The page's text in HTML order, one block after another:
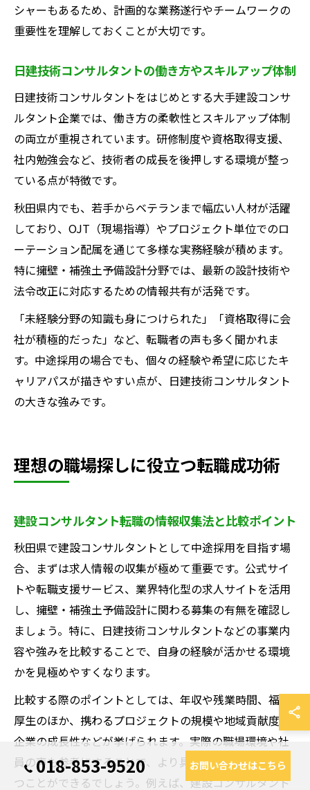
シャーもあるため、計画的な業務遂行やチームワークの
重要性を理解しておくことが大切です。
日建技術コンサルタントの働き方やスキルアップ体制
日建技術コンサルタントをはじめとする大手建設コンサ
ルタント企業では、働き方の柔軟性とスキルアップ体制
の両立が重視されています。研修制度や資格取得支援、
社内勉強会など、技術者の成長を後押しする環境が整っ
ている点が特徴です。
秋田県内でも、若手からベテランまで幅広い人材が活躍
しており、OJT（現場指導）やプロジェクト単位でのロ
ーテーション配属を通じて多様な実務経験が積めます。
特に擁壁・補強土予備設計分野では、最新の設計技術や
法令改正に対応するための情報共有が活発です。
「未経験分野の知識も身につけられた」「資格取得に会
社が積極的だった」など、転職者の声も多く聞かれま
す。中途採用の場合でも、個々の経験や希望に応じたキ
ャリアパスが描きやすい点が、日建技術コンサルタント
の大きな強みです。
理想の職場探しに役立つ転職成功術
建設コンサルタント転職の情報収集法と比較ポイント
秋田県で建設コンサルタントとして中途採用を目指す場
合、まずは求人情報の収集が極めて重要です。公式サイ
トや転職支援サービス、業界特化型の求人サイトを活用
し、擁壁・補強土予備設計に関わる募集の有無を確認し
ましょう。特に、日建技術コンサルタントなどの事業内
容や強みを比較することで、自身の経験が活かせる環境
かを見極めやすくなります。
比較する際のポイントとしては、年収や残業時間、福利
厚生のほか、携わるプロジェクトの規模や地域貢献度、
企業の成長性などが挙げられます。実際の職場環境や社
員の声も参考にすることで、より具体的なイメージを持
つことができるでしょう。例えば、建設コンサルタント
018-853-9520 お問い合わせはこちら